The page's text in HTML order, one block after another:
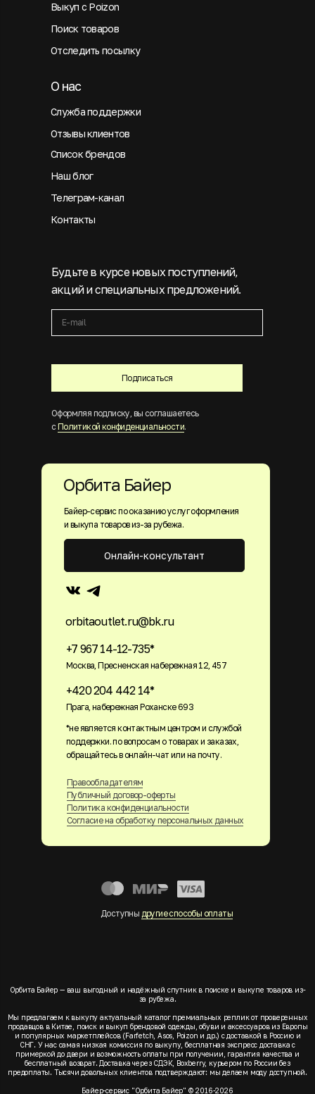
Подписаться
Будьте в курсе новых поступлений,
акций и специальных предложений.
Оформляя подписку, вы соглашаетесь
с Политикой конфиденциальности.
Выкуп с Poizon
Поиск товаров
Отследить посылку
Служба поддержки
О нас
Отзывы клиентов
Список брендов
Наш блог
Телеграм-канал
Контакты
Байер-сервис по оказанию услуг оформления
и выкупа товаров из-за рубежа.
+7 967 14-12-735*
Москва, Пресненская набережная 12, 457
+420 204 442 14*
Прага, набережная Роханске 693
orbitaoutlet.ru@bk.ru
Правообладателям
Публичный договор-оферты
Политика конфиденциальности
Согласие на обработку персональных данных
Онлайн-консультант
Орбита Байер
Доступны другие способы оплаты
*не является контактным центром и службой
поддержки. по вопросам о товарах и заказах,
обращайтесь в онлайн-чат или на почту.
Орбита Байер — ваш выгодный и надёжный спутник в поиске и выкупе товаров из-
за рубежа.
Мы предлагаем к выкупу актуальный каталог премиальных реплик от проверенных
продавцов в Китае, поиск и выкуп брендовой одежды, обуви и аксессуаров из Европы
и популярных маркетплейсов (Farfetch, Asos, Poizon и др.) с доставкой в Россию и
СНГ. У нас самая низкая комиссия по выкупу, бесплатная экспресс доставка с
примеркой до двери и возможность оплаты при получении, гарантия качества и
бесплатный возврат. Доставка через СДЭК, Boxberry, курьером по России без
предоплаты. Тысячи довольных клиентов подтверждают: мы делаем моду доступной.
Байер-сервис "Орбита Байер" © 2016-2026